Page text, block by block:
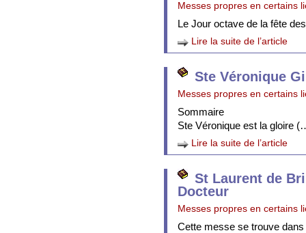
Messes propres en certains
Le Jour octave de la fête
Lire la suite de l’article
Ste Véronique
Messes propres en certains
Sommaire
Ste Véronique est la gloire
Lire la suite de l’article
St Laurent de
Docteur
Messes propres en certains
Cette messe se trouve